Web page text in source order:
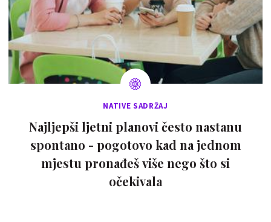
NATIVE SADRŽAJ
Najljepši ljetni planovi često nastanu
spontano - pogotovo kad na jednom
mjestu pronađeš više nego što si
očekivala